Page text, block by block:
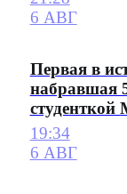
6 АВГ
Первая в
набравшая
19:34
6 АВГ